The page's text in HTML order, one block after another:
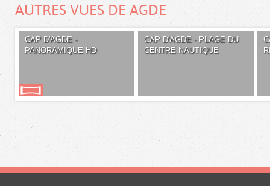
AUTRES VUES DE AGDE
CAP D'AGDE -
PANORAMIQUE HD
CAP D'AGDE - PLAGE DU
CENTRE NAUTIQUE